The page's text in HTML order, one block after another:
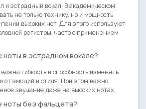
и эстрадный вокал. В академическом
не только технику, но и мощность
высоких нот. Для этого используют
регистры, часто с применением
ноты в эстрадном вокале?
гибкость и способность изменять
от эмоций и стиля. При этом важно
звучание даже на высоких нотах.
ноты без фальцета?